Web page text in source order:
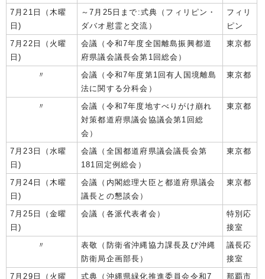
7月21日（木曜
日)
～7月25日まで:式典（フィリピン・
ダバオ慰霊と交流）
フィリ
ピン
7月22日（火曜
日)
会議（令和7年度全国離島振興都道
府県議会議長会第1回総会）
東京都
〃
会議（令和7年度第1回有人国境離島
法に関する分科会）
東京都
〃
会議（令和7年度地すべりがけ崩れ
対策都道府県議会協議会第1回総
会）
東京都
7月23日（水曜
日)
会議（全国都道府県議会議長会第
181回定例総会）
東京都
7月24日（木曜
日)
会議（内閣総理大臣と都道府県議会
議長との懇談会）
東京都
7月25日（金曜
日)
会議（各派代表者会）
特別応
接室
〃
表敬（防衛省沖縄協力課長及び沖縄
防衛局企画部長）
議長応
接室
7月29日（火曜
式典（沖縄県緑化推進委員会令和7
那覇市